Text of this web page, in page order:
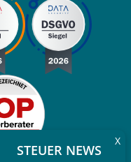
STEUER NEWS
X